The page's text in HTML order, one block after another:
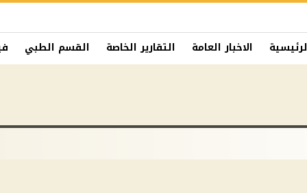
الاخبار العامة التقارير الخاصة القسم الطبي